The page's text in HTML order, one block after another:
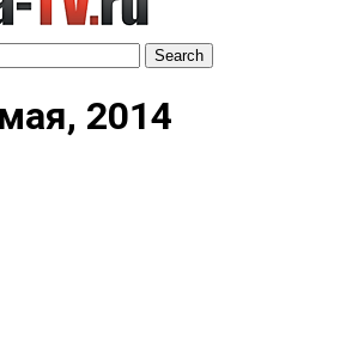
Search
2014